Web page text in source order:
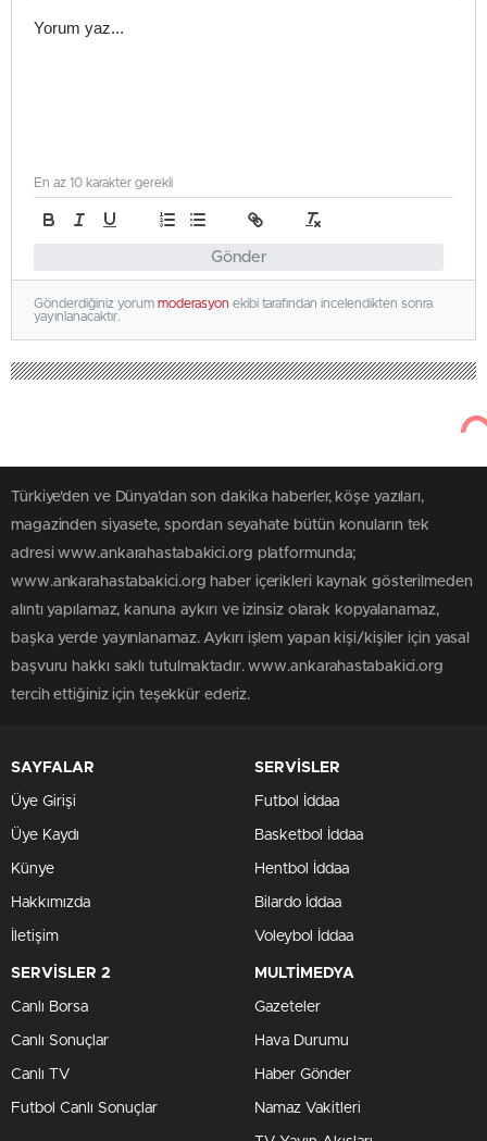
Gönder
En az 10 karakter gerekli
Gönderdiğiniz yorum moderasyon ekibi tarafından incelendikten sonra
yayınlanacaktır.
Türkiye'den ve Dünya’dan son dakika haberler, köşe yazıları,
magazinden siyasete, spordan seyahate bütün konuların tek
adresi www.ankarahastabakici.org platformunda;
www.ankarahastabakici.org haber içerikleri kaynak gösterilmeden
alıntı yapılamaz, kanuna aykırı ve izinsiz olarak kopyalanamaz,
başka yerde yayınlanamaz. Aykırı işlem yapan kişi/kişiler için yasal
başvuru hakkı saklı tutulmaktadır. www.ankarahastabakici.org
tercih ettiğiniz için teşekkür ederiz.
SAYFALAR
Üye Girişi
Üye Kaydı
Künye
Hakkımızda
İletişim
SERVİSLER
Futbol İddaa
Basketbol İddaa
Hentbol İddaa
Bilardo İddaa
Voleybol İddaa
SERVİSLER 2
Canlı Borsa
Canlı Sonuçlar
Canlı TV
Futbol Canlı Sonuçlar
MULTİMEDYA
Gazeteler
Hava Durumu
Haber Gönder
Namaz Vakitleri